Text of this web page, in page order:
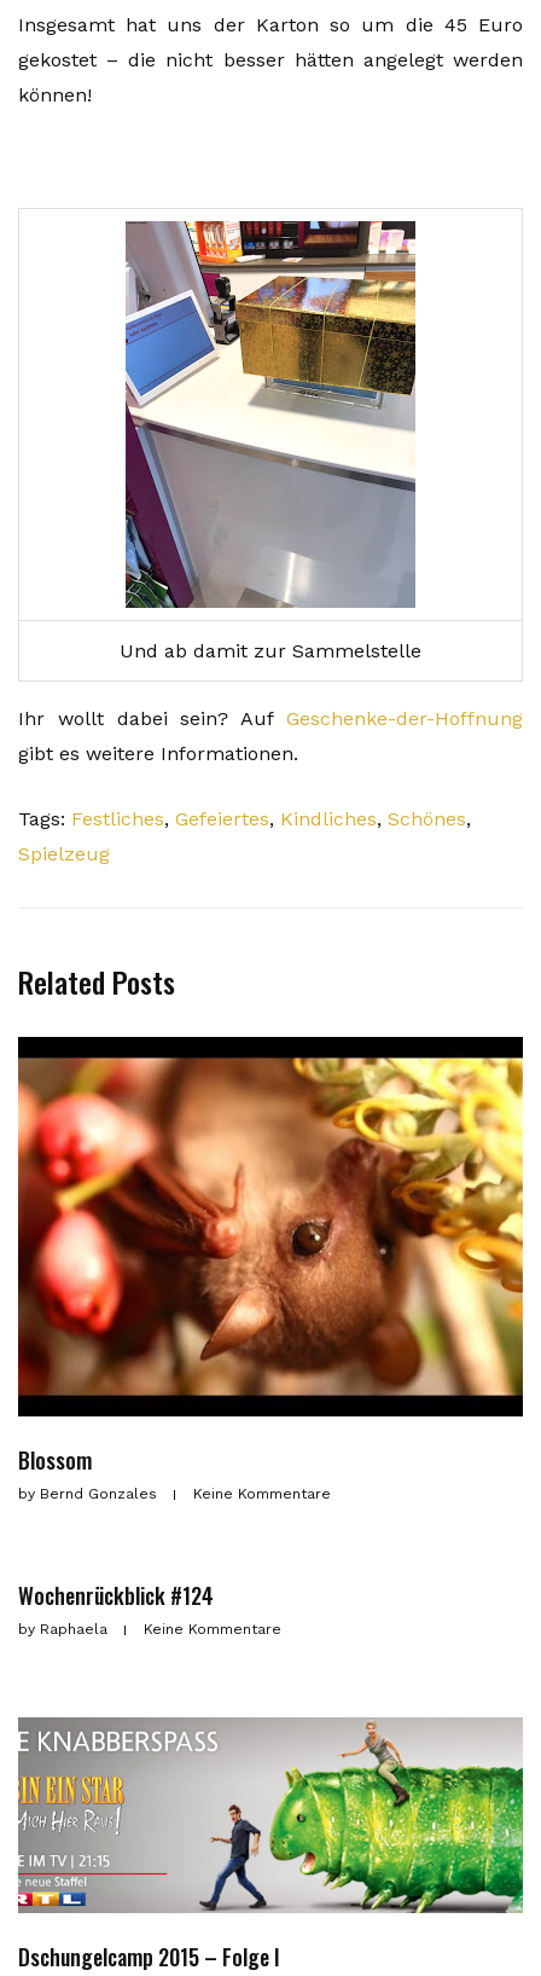
Insgesamt hat uns der Karton so um die 45 Euro
gekostet – die nicht besser hätten angelegt werden
können!
Und ab damit zur Sammelstelle
Ihr wollt dabei sein? Auf Geschenke-der-Hoffnung
gibt es weitere Informationen.
Tags: Festliches, Gefeiertes, Kindliches, Schönes,
Spielzeug
Related Posts
Blossom
by Bernd Gonzales Keine Kommentare
Wochenrückblick #124
by Raphaela Keine Kommentare
Dschungelcamp 2015 – Folge I